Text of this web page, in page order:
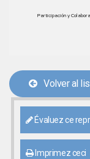
Participación y
Volver al
Évaluez ce
Imprimez ceci